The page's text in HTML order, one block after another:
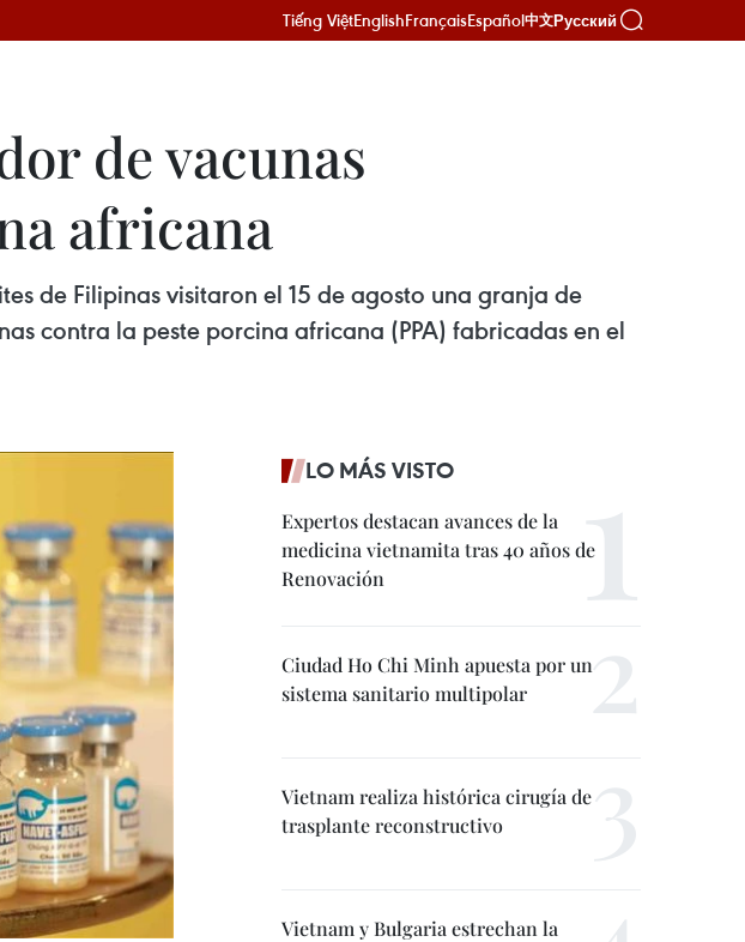
Tiếng ViệtEnglishFrançaisEspañol中文Русский
de vacunas
africana
de Filipinas visitaron el 15 de agosto una granja de
contra la peste porcina africana (PPA) fabricadas en el
LO MÁS VISTO
Expertos destacan avances de la
medicina vietnamita tras 40 años de
Renovación
Ciudad Ho Chi Minh apuesta por un
sistema sanitario multipolar
Vietnam realiza histórica cirugía de
trasplante reconstructivo
Vietnam y Bulgaria estrechan la